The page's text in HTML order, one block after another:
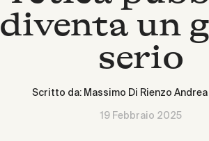
diventa un
serio
Scritto da: Massimo Di Rienzo
19 Febbraio 2025